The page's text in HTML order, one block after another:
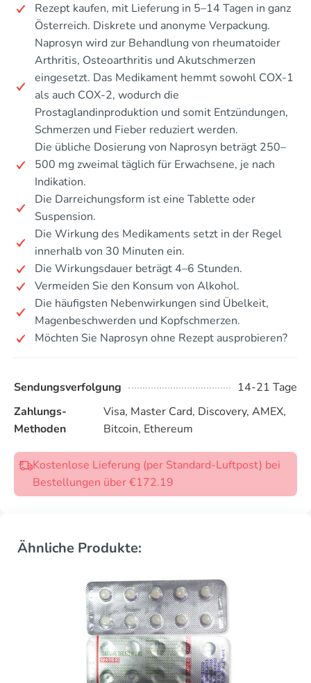
Rezept kaufen, mit Lieferung in 5–14 Tagen in ganz
Österreich. Diskrete und anonyme Verpackung.
Naprosyn wird zur Behandlung von rheumatoider
Arthritis, Osteoarthritis und Akutschmerzen
eingesetzt. Das Medikament hemmt sowohl COX-1
als auch COX-2, wodurch die
Prostaglandinproduktion und somit Entzündungen,
Schmerzen und Fieber reduziert werden.
Die übliche Dosierung von Naprosyn beträgt 250–
500 mg zweimal täglich für Erwachsene, je nach
Indikation.
Die Darreichungsform ist eine Tablette oder
Suspension.
Die Wirkung des Medikaments setzt in der Regel
innerhalb von 30 Minuten ein.
Die Wirkungsdauer beträgt 4–6 Stunden.
Vermeiden Sie den Konsum von Alkohol.
Die häufigsten Nebenwirkungen sind Übelkeit,
Magenbeschwerden und Kopfschmerzen.
Möchten Sie Naprosyn ohne Rezept ausprobieren?
Sendungsverfolgung
14-21 Tage
Zahlungs-
Methoden
Visa, Master Card, Discovery, AMEX,
Bitcoin, Ethereum
Kostenlose Lieferung (per Standard-Luftpost) bei
Bestellungen über €172.19
Ähnliche Produkte: